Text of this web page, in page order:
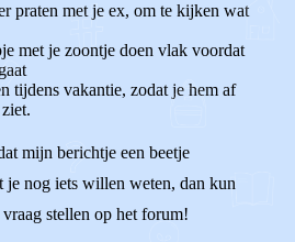
praten met je ex, om te kijken wat
met je zoontje doen vlak voordat
tijdens vakantie, zodat je hem af
mijn berichtje een beetje
je nog iets willen weten, dan kun
stellen op het forum!